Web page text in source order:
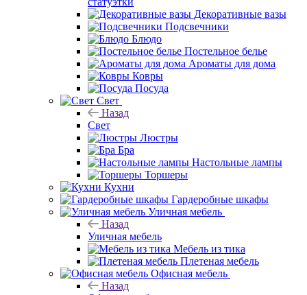
Декоративные вазы
Подсвечники
Блюдо
Постельное белье
Ароматы для дома
Ковры
Посуда
Свет
Назад
Свет
Люстры
Бра
Настольные лампы
Торшеры
Кухни
Гардеробные шкафы
Уличная мебель
Назад
Уличная мебель
Мебель из тика
Плетеная мебель
Офисная мебель
Назад